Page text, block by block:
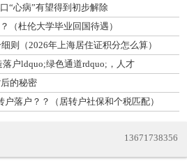
“心病”有望得到初步解除
（杜伦大学毕业回国待遇）
则（2026年上海居住证积分怎么算）
户ldquo;绿色通道rdquo;，人才
的秘密
落户？？（居转户社保和个税匹配）
13671738356